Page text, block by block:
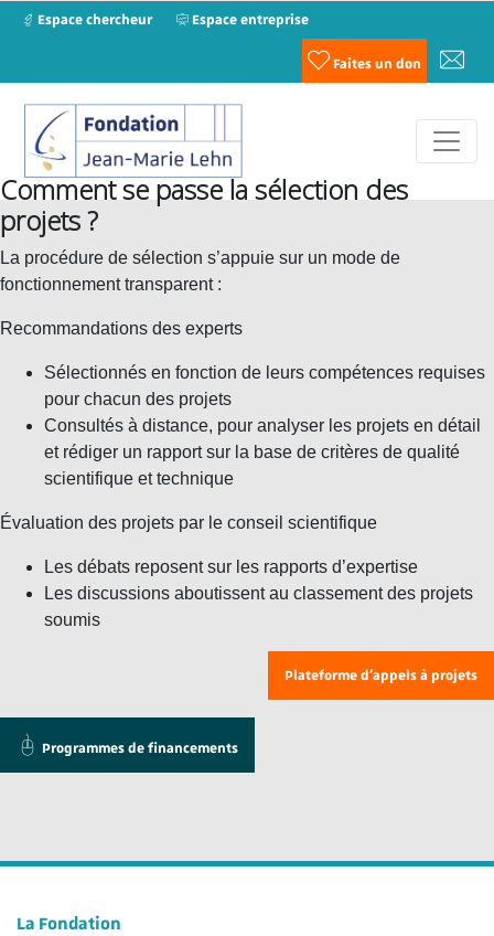
Espace chercheur Espace entreprise
Faites un don
Comment se passe la sélection des
projets ?
La procédure de sélection s’appuie sur un mode de
fonctionnement transparent :
Recommandations des experts
Sélectionnés en fonction de leurs compétences requises
pour chacun des projets
Consultés à distance, pour analyser les projets en détail
et rédiger un rapport sur la base de critères de qualité
scientifique et technique
Évaluation des projets par le conseil scientifique
Les débats reposent sur les rapports d’expertise
Les discussions aboutissent au classement des projets
soumis
Plateforme d’appels à projets
Programmes de financements
La Fondation